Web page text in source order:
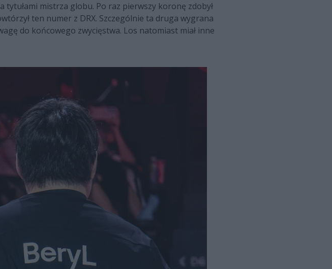
tytułami mistrza globu. Po raz pierwszy koronę zdobył
ten numer z DRX. Szczególnie ta druga wygrana
do końcowego zwycięstwa. Los natomiast miał inne